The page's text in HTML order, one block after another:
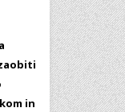
in